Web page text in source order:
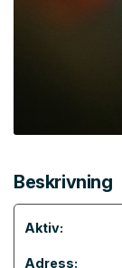
Beskrivning
Aktiv:
Adress: